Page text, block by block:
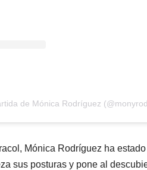
de Mónica Rodríguez
Mónica Rodríguez ha
sus posturas y pone al